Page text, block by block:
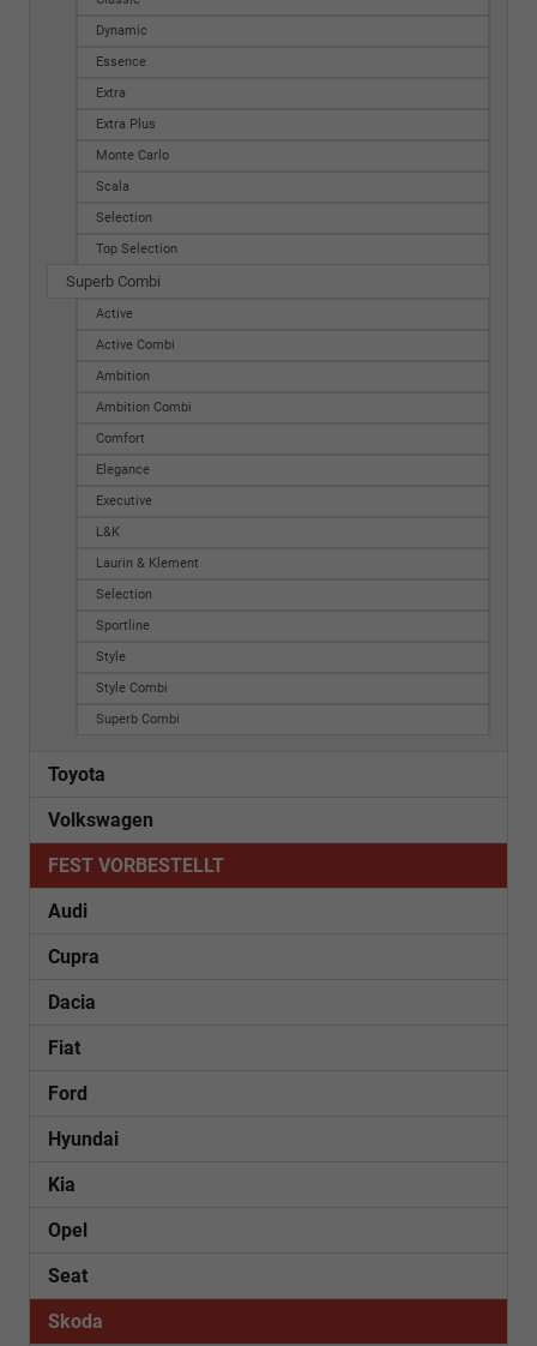
Dynamic
Essence
Extra
Extra Plus
Monte Carlo
Scala
Selection
Top Selection
Superb Combi
Active
Active Combi
Ambition
Ambition Combi
Comfort
Elegance
Executive
L&K
Laurin & Klement
Selection
Sportline
Style
Style Combi
Superb Combi
Toyota
Volkswagen
FEST VORBESTELLT
Audi
Cupra
Dacia
Fiat
Ford
Hyundai
Kia
Opel
Seat
Skoda